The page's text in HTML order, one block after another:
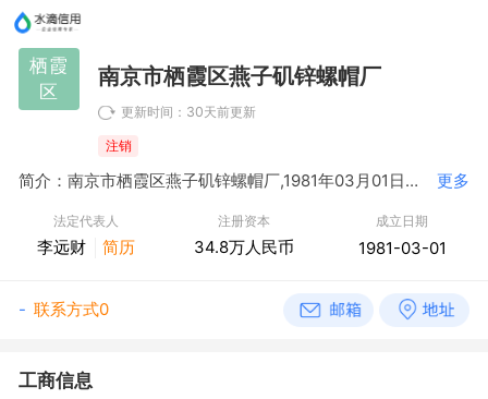
栖霞
区
南京市栖霞区燕子矶锌螺帽厂
更新时间：30天前更新
注销
简介：南京市栖霞区燕子矶锌螺帽厂,1981年03月01日成立，经营范围包括锌螺帽、火花塞附件、电位器辅轴及推拉轴加工。 更多
法定代表人
李远财 简历
注册资本
34.8万人民币
成立日期
1981-03-01
- 联系方式0
工商信息